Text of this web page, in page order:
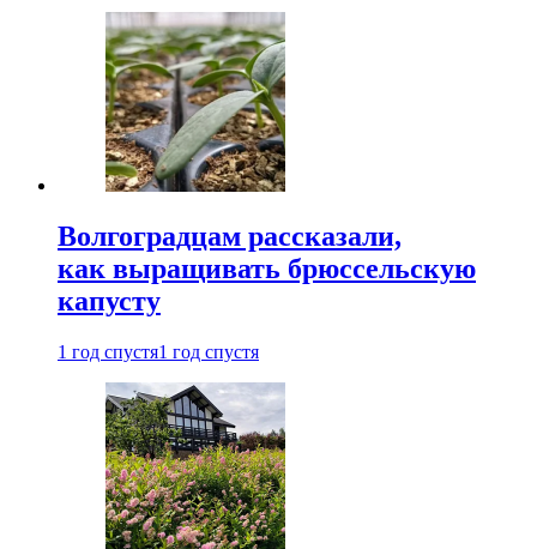
Волгоградцам рассказали,
как выращивать брюссельскую
капусту
1 год спустя1 год спустя